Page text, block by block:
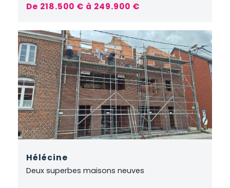
De 218.500 € à 249.900 €
Hélécine
Deux superbes maisons neuves